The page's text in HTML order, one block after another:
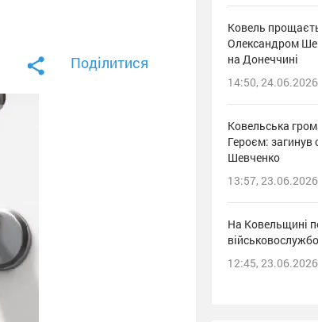
Поділитися
Ковель
Олександром
на Донеччині
14:50, 24.06.2026
Ковельська
Героєм:
Шевченко
13:57, 23.06.2026
На Ковельщині
12:45, 23.06.2026